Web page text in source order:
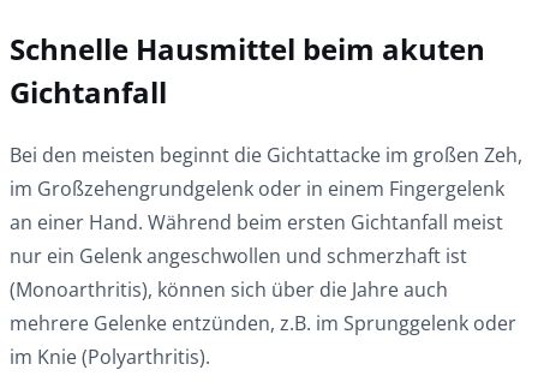
Schnelle Hausmittel beim akuten
Gichtanfall
Bei den meisten beginnt die Gichtattacke im großen Zeh,
im Großzehengrundgelenk oder in einem Fingergelenk
an einer Hand. Während beim ersten Gichtanfall meist
nur ein Gelenk angeschwollen und schmerzhaft ist
(Monoarthritis), können sich über die Jahre auch
mehrere Gelenke entzünden, z.B. im Sprunggelenk oder
im Knie (Polyarthritis).